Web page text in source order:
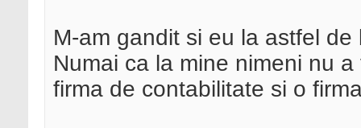
M-am gandit si eu la astfel
Numai ca la mine nimeni nu
firma de contabilitate si o